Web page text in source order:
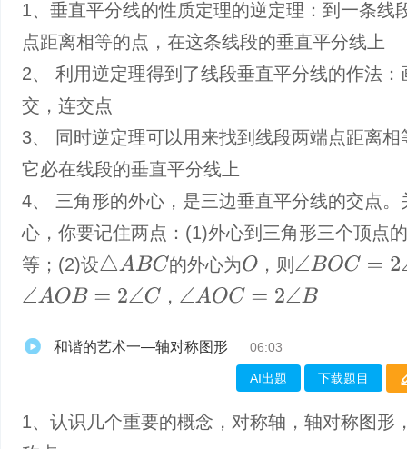
1、垂直平分线的性质定理的逆定理：到一条线
点距离相等的点，在这条线段的垂直平分线上
2、 利用逆定理得到了线段垂直平分线的作法：
交，连交点
3、 同时逆定理可以用来找到线段两端点距离相
它必在线段的垂直平分线上
4、 三角形的外心，是三边垂直平分线的交点。
心，你要记住两点：(1)外心到三角形三个顶点
等；(2)设 △A BC 的外心为O ，则 ∠BOC=2∠A
∠A O B=2 ∠C ， ∠A O C=2∠B
和谐的艺术一—轴对称图形 06:03
AI出题 下载题目
1、认识几个重要的概念，对称轴，轴对称图形